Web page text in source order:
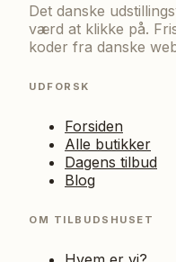
Det danske
værd at klikke på.
koder fra danske
UDFORSK
Forsiden
Alle butikker
Dagens tilbud
Blog
OM TILBUDSHUSET